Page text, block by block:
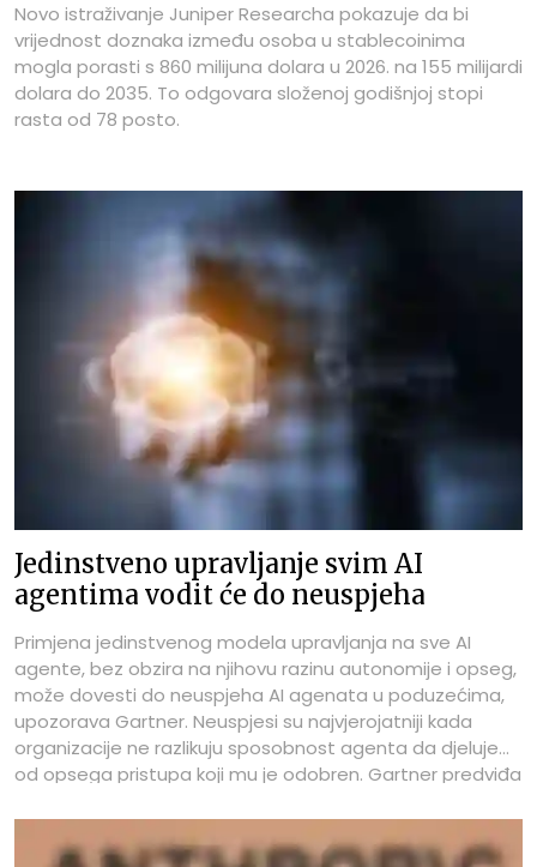
Novo istraživanje Juniper Researcha pokazuje da bi
vrijednost doznaka između osoba u stablecoinima
mogla porasti s 860 milijuna dolara u 2026. na 155 milijardi
dolara do 2035. To odgovara složenoj godišnjoj stopi
rasta od 78 posto.
Jedinstveno upravljanje svim AI
agentima vodit će do neuspjeha
Primjena jedinstvenog modela upravljanja na sve AI
agente, bez obzira na njihovu razinu autonomije i opseg,
može dovesti do neuspjeha AI agenata u poduzećima,
upozorava Gartner. Neuspjesi su najvjerojatniji kada
organizacije ne razlikuju sposobnost agenta da djeluje
od opsega pristupa koji mu je odobren. Gartner predviđa
povući autonomne AI agente zbog upravljačkih praznina
koje će postati vidljive tek nakon incidenata u produkciji.